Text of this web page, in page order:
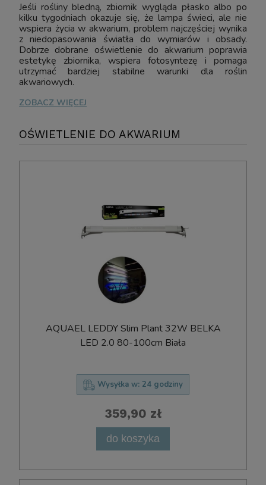
Jeśli rośliny bledną, zbiornik wygląda płasko albo po
kilku tygodniach okazuje się, że lampa świeci, ale nie
wspiera życia w akwarium, problem najczęściej wynika
z niedopasowania światła do wymiarów i obsady.
Dobrze dobrane oświetlenie do akwarium poprawia
estetykę zbiornika, wspiera fotosyntezę i pomaga
utrzymać bardziej stabilne warunki dla roślin
akwariowych.
ZOBACZ WIĘCEJ
OŚWIETLENIE DO AKWARIUM
AQUAEL LEDDY Slim Plant 32W BELKA
LED 2.0 80-100cm Biała
Wysyłka w: 24 godziny
359,90 zł
do koszyka